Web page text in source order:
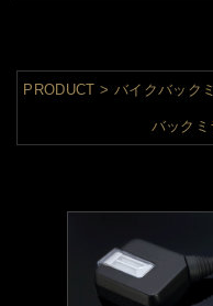
PRODUCT バイクバック
バック